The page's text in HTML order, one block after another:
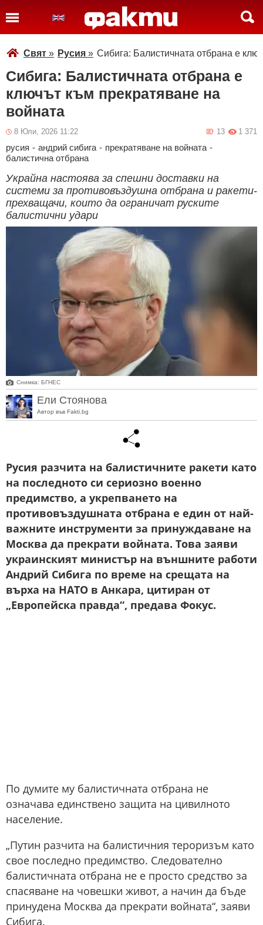
Свят » Русия » Сибига: Балистичната отбрана е
Сибига: Балистичната отбрана е
ключът към прекратяване на
войната
8 Юли, 2026 11:22 1 371
13
русия - андрий сибига - прекратяване на войната -
балистична отбрана
Украйна настоява за спешни доставки на
системи за противовъздушна отбрана и ракети-
прехващачи, които да ограничат руските
балистични удари
Снимка: БГНЕС
Ели Стоянова
Автор във Fakti.bg
Русия разчита на балистичните ракети като
на последното си сериозно военно
предимство, а укрепването на
противовъздушната отбрана е един от най-
важните инструменти за принуждаване на
Москва да прекрати войната. Това заяви
украинският министър на външните работи
Андрий Сибига по време на срещата на
върха на НАТО в Анкара, цитиран от
„Европейска правда“, предава Фокус.
По думите му балистичната отбрана не
означава единствено защита на цивилното
население.
„Путин разчита на балистичния тероризъм като
свое последно предимство. Следователно
балистичната отбрана не е просто средство за
спасяване на човешки живот, а начин да бъде
принудена Москва да прекрати войната“, заяви
Сибига.